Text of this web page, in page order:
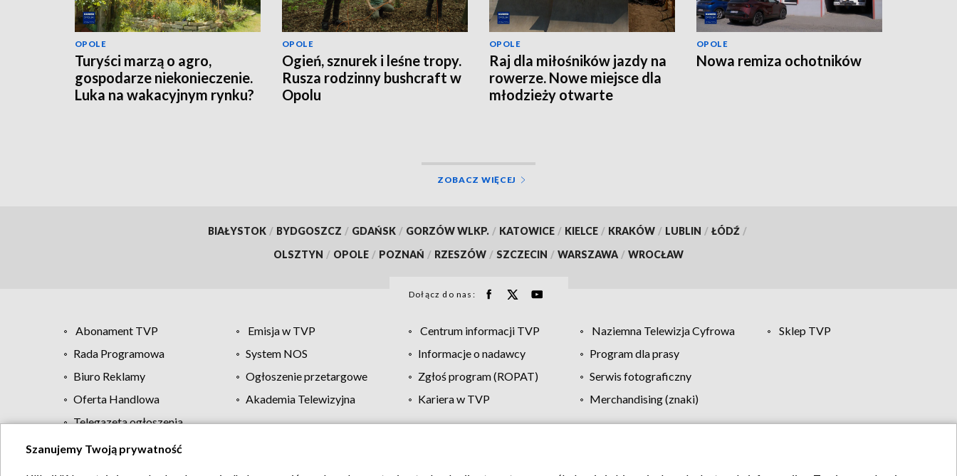
OPOLE
Turyści marzą o agro,
gospodarze niekonieczenie.
Luka na wakacyjnym rynku?
OPOLE
Ogień, sznurek i leśne tropy.
Rusza rodzinny bushcraft w
Opolu
OPOLE
Raj dla miłośników jazdy na
rowerze. Nowe miejsce dla
młodzieży otwarte
OPOLE
Nowa remiza ochotników
ZOBACZ WIĘCEJ
BIAŁYSTOK / BYDGOSZCZ / GDAŃSK / GORZÓW WLKP. / KATOWICE / KIELCE / KRAKÓW / LUBLIN / ŁÓDŹ /
OLSZTYN / OPOLE / POZNAŃ / RZESZÓW / SZCZECIN / WARSZAWA / WROCŁAW
Dołącz do nas:
Abonament TVP Emisja w TVP Centrum informacji TVP Naziemna Telewizja Cyfrowa
Sklep TVP
Rada Programowa
System NOS Informacje o nadawcy
Program dla prasy
Biuro Reklamy
Ogłoszenie przetargowe Zgłoś program (ROPAT)
Serwis fotograficzny
Oferta Handlowa
Akademia Telewizyjna Kariera w TVP
Merchandising (znaki)
Telegazeta ogłoszenia
Szanujemy Twoją prywatność